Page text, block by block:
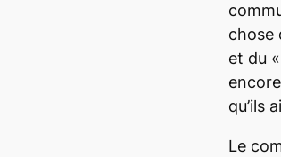
chose
et du
qu’ils
Le